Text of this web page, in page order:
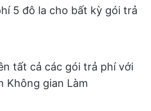
5 đô la cho bất kỳ gói trả
tất cả các gói trả phí với
Không gian Làm